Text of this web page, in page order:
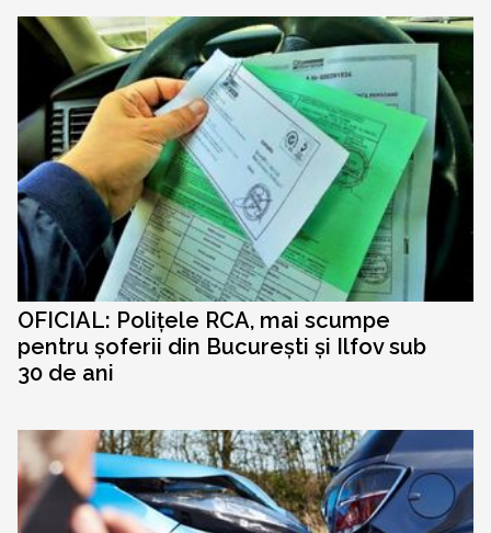
OFICIAL: Polițele RCA, mai scumpe
pentru șoferii din București și Ilfov sub
30 de ani